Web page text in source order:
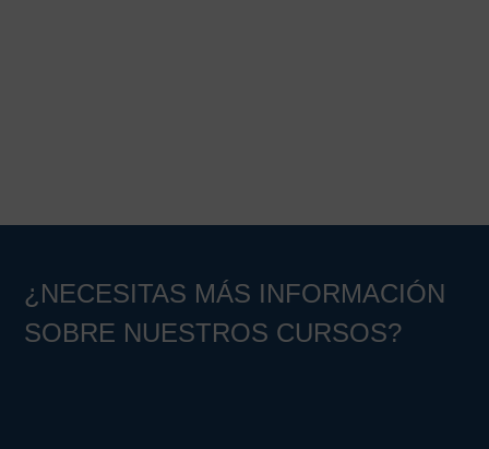
¿NECESITAS MÁS INFORMACIÓN
SOBRE NUESTROS CURSOS?